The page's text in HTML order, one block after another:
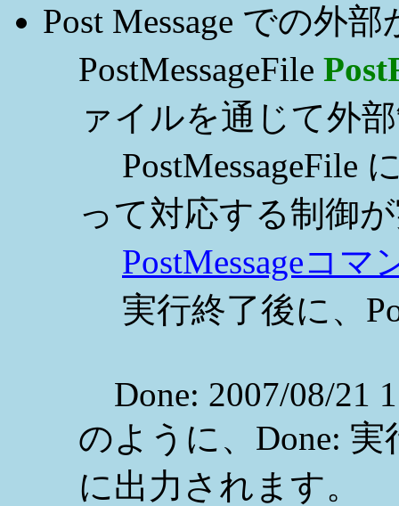
Post Message での外
PostMessageFile
ァイルを通じて外
PostMessageFile
って対応する制御
PostMessageコマ
実行終了後に、
Done: 2007/08/21
のように、Done:
に出力されます。